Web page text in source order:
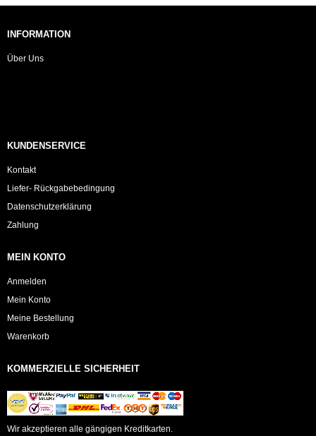
INFORMATION
Über Uns
KUNDENSERVICE
Kontakt
Liefer- Rückgabebedingung
Datenschutzerklärung
Zahlung
MEIN KONTO
Anmelden
Mein Konto
Meine Bestellung
Warenkorb
KOMMERZIELLE SICHERHEIT
Wir akzeptieren alle gängigen Kreditkarten.